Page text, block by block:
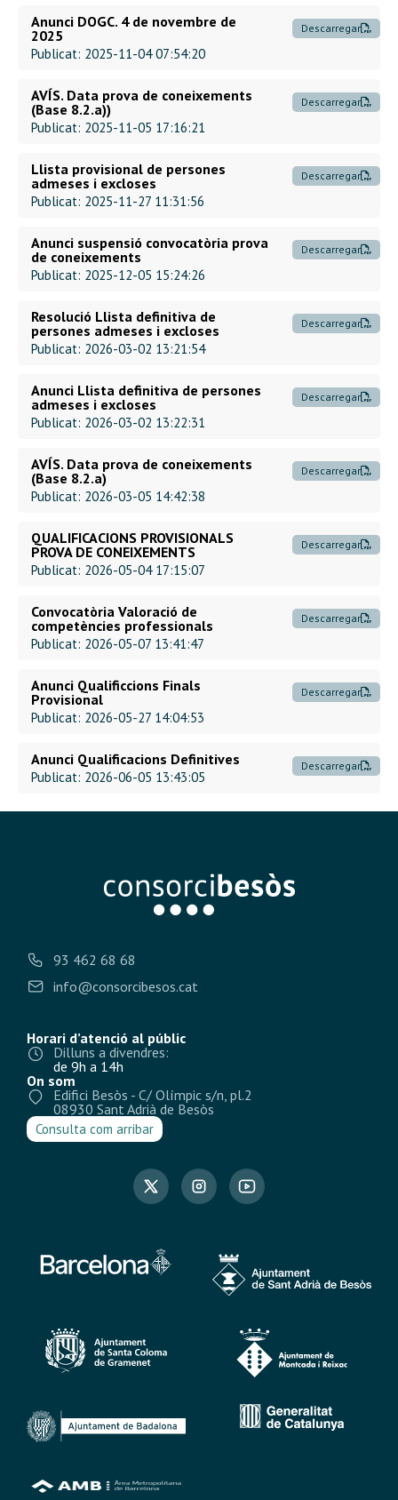
Anunci DOGC. 4 de novembre de
2025
Descarregar
Publicat: 2025-11-04 07:54:20
AVÍS. Data prova de coneixements
(Base 8.2.a))
Descarregar
Publicat: 2025-11-05 17:16:21
Llista provisional de persones
admeses i excloses
Descarregar
Publicat: 2025-11-27 11:31:56
Anunci suspensió convocatòria prova
de coneixements
Descarregar
Publicat: 2025-12-05 15:24:26
Resolució Llista definitiva de
persones admeses i excloses
Descarregar
Publicat: 2026-03-02 13:21:54
Anunci Llista definitiva de persones
admeses i excloses
Descarregar
Publicat: 2026-03-02 13:22:31
AVÍS. Data prova de coneixements
(Base 8.2.a)
Descarregar
Publicat: 2026-03-05 14:42:38
QUALIFICACIONS PROVISIONALS
PROVA DE CONEIXEMENTS
Descarregar
Publicat: 2026-05-04 17:15:07
Convocatòria Valoració de
competències professionals
Descarregar
Publicat: 2026-05-07 13:41:47
Anunci Qualificcions Finals
Provisional
Descarregar
Publicat: 2026-05-27 14:04:53
Anunci Qualificacions Definitives Descarregar
Publicat: 2026-06-05 13:43:05
93 462 68 68
info@consorcibesos.cat
Horari d’atenció al públic
Dilluns a divendres:
de 9h a 14h
On som
Edifici Besòs - C/ Olímpic s/n, pl.2
08930 Sant Adrià de Besòs
Consulta com arribar